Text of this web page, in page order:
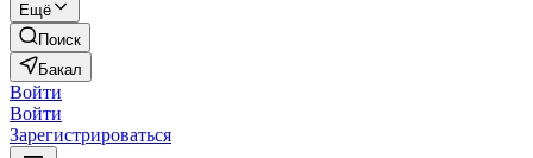
Ещё
Поиск
Бакал
Войти
Войти
Зарегистрироваться